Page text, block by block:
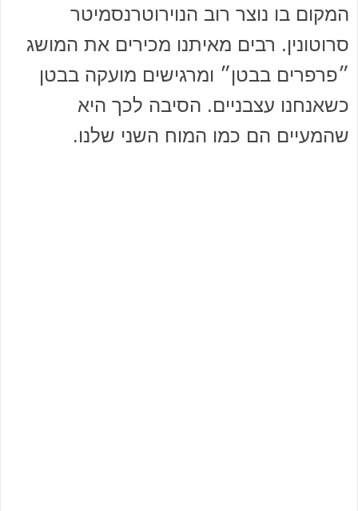
המקום בו נוצר רוב הנוירוטרנסמיטר
סרוטונין. רבים מאיתנו מכירים את המושג
״פרפרים בבטן״ ומרגישים מועקה בבטן
כשאנחנו עצבניים. הסיבה לכך היא
שהמעיים הם כמו המוח השני שלנו.